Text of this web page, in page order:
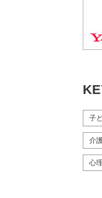
子
介
心